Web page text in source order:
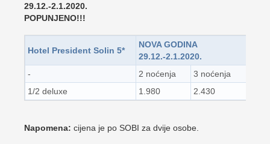
29.12.-2.1.2020.
POPUNJENO!!!
Hotel President Solin 5*
NOVA GODINA
29.12.-2.1.2020.
-
2 noćenja
3 noćenja
1/2 deluxe
1.980 2.430
Napomena: cijena je po SOBI za dvije osobe.